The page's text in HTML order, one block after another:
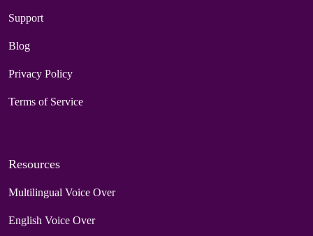
Support
Blog
Privacy Policy
Terms of Service
Resources
Multilingual Voice Over
English Voice Over